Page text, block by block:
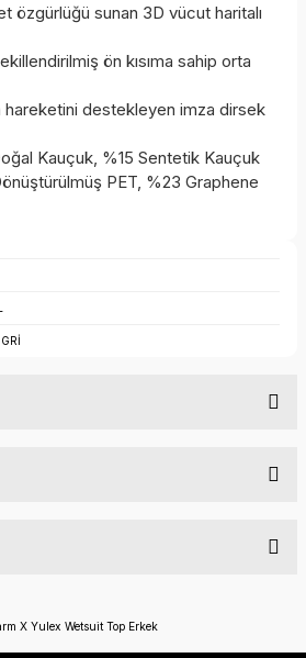
özgürlüğü sunan 3D vücut haritalı
ön kısıma sahip orta
hareketini destekleyen imza dirsek
Kauçuk, %15 Sentetik Kauçuk
PET, %23 Graphene
noktaları öneri formunu
X Yulex Wetsuit Top Erkek